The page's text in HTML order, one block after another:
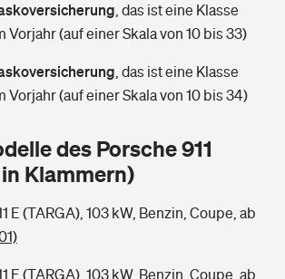
Wie gefährdet ist Ihr Haus?
Jetzt Versicherer finden
Jetzt Versicherer finden
viel Geld bekomme ich im Alter?
das ist eine Klasse
Vorjahr (auf einer Skala von 10 bis 33)
das ist eine Klasse
Vorjahr (auf einer Skala von 10 bis 34)
des Porsche 911
Klammern)
E (TARGA), 103 kW, Benzin, Coupe, ab
E (TARGA), 103 kW, Benzin, Coupe, ab